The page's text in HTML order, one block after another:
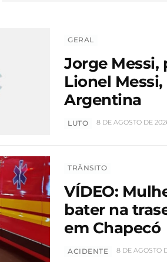
GERAL
Jorge Messi,
Lionel
Argentina
LUTO 8 DE AGOSTO DE
TRÂNSITO
VÍDEO:
bater na
em Chapecó
ACIDENTE 8 DE AGOSTO